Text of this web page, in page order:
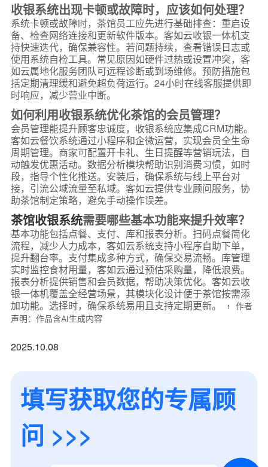
收银系统出现卡顿或故障时，应该如何处理？
系统卡顿或故障时，茶馆员工应先进行基础排查：重启设
备、检查网络连接和更新软件版本。客如云收银一体机支
持快速迭代，确保兼容性。若问题持续，查看错误日志或
使用系统自检工具。常见原因如硬件过热或设置冲突，客
如云属地化服务团队可远程诊断或到场维修。预防措施包
括定期清理缓和避免超负荷运行。24小时在线客服提供即
时响应，减少营业中断。
如何利用收银系统优化茶馆的会员管理？
会员管理能提升顾客忠诚度，收银系统应集成CRM功能。
客如云餐饮系统通过小程序和企微运营，实现会员全生命
周期管理。商家可配置开卡礼、生日提醒等营销玩法，自
动触发优惠活动。数据分析模块帮助识别消费习惯，如时
段，指导个性化推送。安装后，确保系统与线上平台对
接，引流公域流量至私域。客如云提供专业顾问服务，协
助茶馆制定策略，避免手动操作误差。
茶馆收银系统需要哪些基本功能来提升效率？
基本功能包括点餐、支付、库和报表分析。扫码点餐简化
流程，减少人力成本，客如云系统支持小程序自助下单，
提升翻台率。支付集成多种方式，确保交易流畅。库管理
实时监控食材用量，客如云通过预估采购量，降低浪费。
报表分析提供销售和会员数据，帮助决策优化。客如云收
银一体机覆盖全经营场景，其模块化设计便于茶馆按需添
加功能。选择时，确保系统易用且支持定期更新。
作者
声明：作品含AI生成内容
2025.10.08
填写获取您的专属顾
问 >>>
联系方式
+86
所属业态